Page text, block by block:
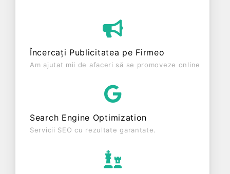
Încercați Publicitatea pe Firmeo
Am ajutat mii de afaceri să se promoveze online
Search Engine Optimization
Servicii SEO cu rezultate garantate.